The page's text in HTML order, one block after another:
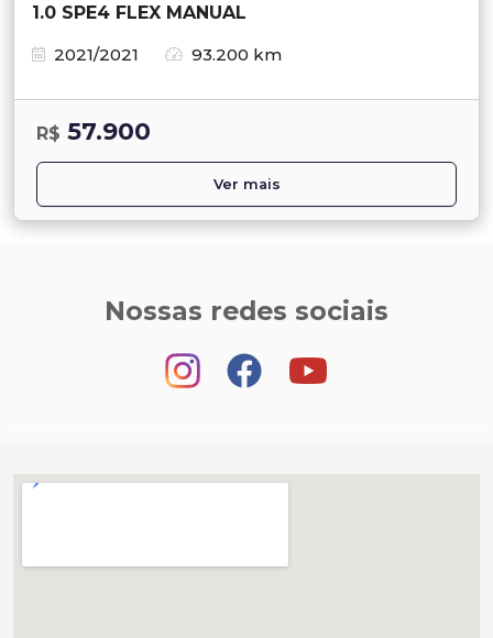
1.0 SPE4 FLEX MANUAL
2021/2021
93.200 km
R$ 57.900
Ver mais
Nossas redes sociais